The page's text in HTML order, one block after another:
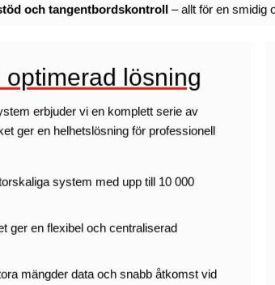
och tangentbordskontroll – allt för en smidig
lösning
erbjuder vi en komplett serie av
ger en helhetslösning för professionell
system med upp till 10 000
ger en flexibel och centraliserad
mängder data och snabb åtkomst vid